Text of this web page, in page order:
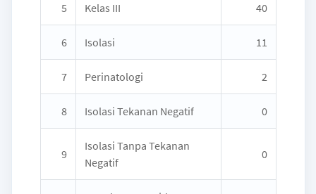
5 Kelas III 40
6 Isolasi 11
7 Perinatologi 2
8 Isolasi Tekanan Negatif 0
9
Isolasi Tanpa Tekanan
Negatif
0